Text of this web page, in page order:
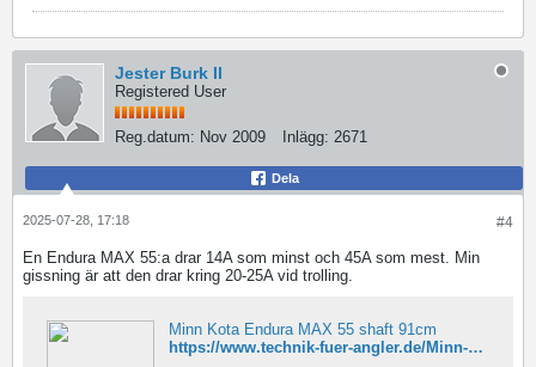
Jester Burk II
Registered User
Reg.datum: Nov 2009 Inlägg: 2671
Dela
#4
2025-07-28, 17:18
En Endura MAX 55:a drar 14A som minst och 45A som mest. Min
gissning är att den drar kring 20-25A vid trolling.
Minn Kota Endura MAX 55 shaft 91cm
https://www.technik-fuer-angler.de/Minn-Kota-Endura-MAX-55-shaft-91cm?srsltid=AfmBOooYYIv40T5xqwNjKixANENZAyAfv_ft9q_0vXTSNzBGCZYEcSYW